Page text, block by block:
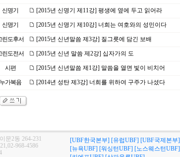
신명기 [2015년 신명기 제11강] 평생에 옆에 두고 읽어라
신명기 [2015년 신명기 제10강] 너희는 여호와의 성민이다
린도후서 [2015년 신년말씀 제3강] 질그릇에 담긴 보배
린도전서 [2015년 신년 말씀 제2강] 십자가의 도
시편 [2015년 신년말씀 제1강] 말씀을 열면 빛이 비치어
누가복음 [2014년 성탄 제3강] 너희를 위하여 구주가 나셨다
문2동 264-231
968-4586
[UBF한국본부] [유럽UBF] [UBF국제본부]
[뉴욕UBF] [워싱턴UBF] [노스웨스턴UBF]